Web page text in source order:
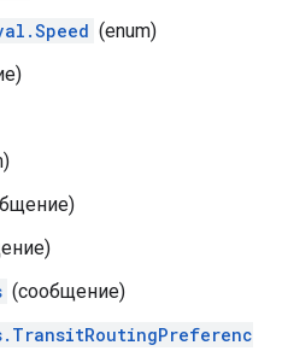
​​(enum)
(сообщение)